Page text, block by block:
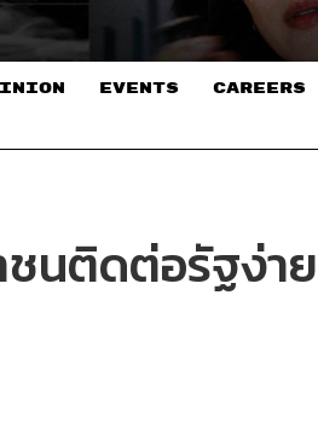
EVENTS CAREERS
ชนติดต่อรัฐง่า